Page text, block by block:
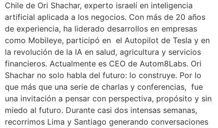
Chile de Ori Shachar, experto israelí en inteligencia
artificial aplicada a los negocios. Con más de 20 años
de experiencia, ha liderado desarrollos en empresas
como Mobileye, participó en el Autopilot de Tesla y en
la revolución de la IA en salud, agricultura y servicios
financieros. Actualmente es CEO de Autom8Labs. Ori
Shachar no solo habla del futuro: lo construye. Por lo
que más que una serie de charlas y conferencias, fue
una invitación a pensar con perspectiva, propósito y sin
miedo al futuro. Durante casi dos intensas semanas,
recorrimos Lima y Santiago generando conversaciones